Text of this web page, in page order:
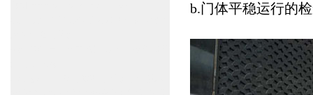
b.门体平稳运行的